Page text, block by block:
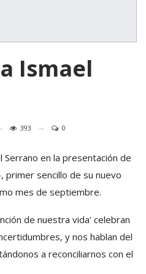
Ismael
393 0
en la presentación de
primer sencillo de su nuevo
mes de septiembre.
de nuestra vida’ celebran
y nos hablan del
a reconciliarnos con el